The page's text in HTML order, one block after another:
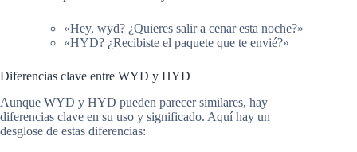
«Hey, wyd? ¿Quieres salir a cenar esta noche?»
«HYD? ¿Recibiste el paquete que te envié?»
Diferencias clave entre WYD y HYD
Aunque WYD y HYD pueden parecer similares, hay
diferencias clave en su uso y significado. Aquí hay un
desglose de estas diferencias: